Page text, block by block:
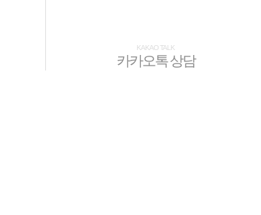
KAKAO TALK
카카오톡 상담